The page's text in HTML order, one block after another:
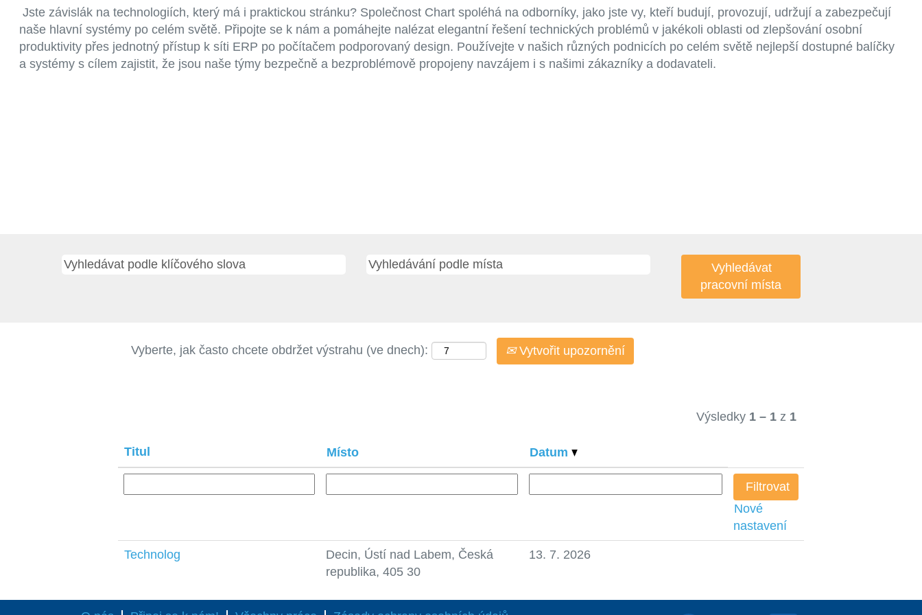
Jste závislák na technologiích, který má i praktickou stránku? Společnost Chart spoléhá na odborníky, jako jste vy, kteří budují, provozují, udržují a zabezpečují
naše hlavní systémy po celém světě. Připojte se k nám a pomáhejte nalézat elegantní řešení technických problémů v jakékoli oblasti od zlepšování osobní
produktivity přes jednotný přístup k síti ERP po počítačem podporovaný design. Používejte v našich různých podnicích po celém světě nejlepší dostupné balíčky
a systémy s cílem zajistit, že jsou naše týmy bezpečně a bezproblémově propojeny navzájem i s našimi zákazníky a dodavateli.
Vyberte, jak často chcete obdržet výstrahu (ve dnech): Vytvořit upozornění
Výsledky 1 – 1 z 1
Titul Místo Datum
Nové
nastavení
Technolog
Decin, Ústí nad Labem, Česká
republika, 405 30
13. 7. 2026